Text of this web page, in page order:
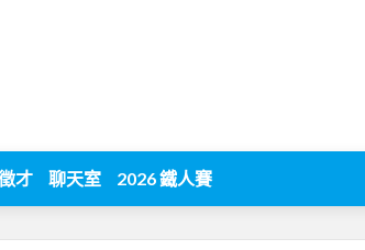
才 聊天室 2026 鐵人賽